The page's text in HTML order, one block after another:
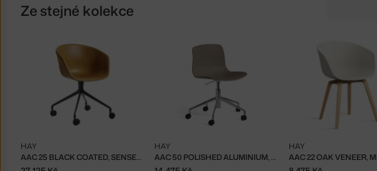
Ze stejné kolekce
AAC 25 BLACK COATED, SENSE COGNAC
HAY
AAC 50 POLISHED ALUMINIUM, KHAKI
HAY HAY